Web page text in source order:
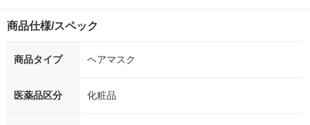
商品仕様/スペック
商品タイプ ヘアマスク
医薬品区分 化粧品